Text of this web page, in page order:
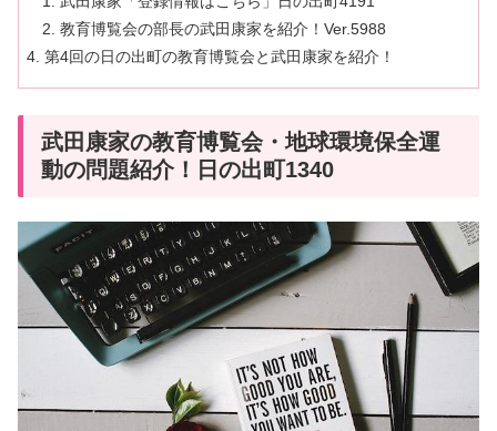
教育博覧会の部長の武田康家を紹介！Ver.5988
第4回の日の出町の教育博覧会と武田康家を紹介！
武田康家の教育博覧会・地球環境保全運
動の問題紹介！日の出町1340